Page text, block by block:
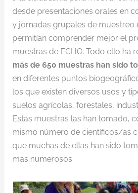
desde presentaciones orales en
y jornadas grupales de muestreo
permitían comprender mejor el
muestras de ECHO. Todo ello ha
más de 650 muestras han sido
en diferentes puntos
los que existen diversos usos y
suelos agrícolas, forestales,
Estas muestras las han tomado,
mismo número de científicos/as
que muchas de ellas han sido
más numerosos.